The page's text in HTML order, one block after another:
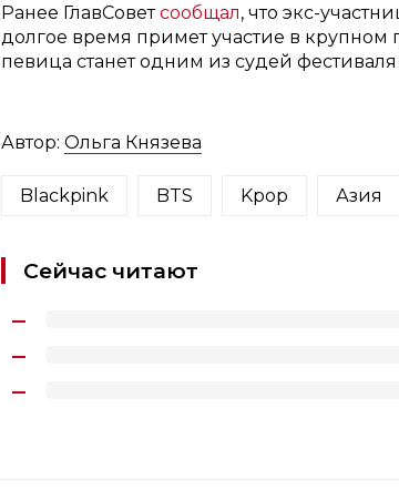
Ранее ГлавСоветсообщал, что экс-
долгое время примет участие в
певица станет одним из судей
Автор: Ольга Князева
Blackpink BTS Kpop Азия
Сейчас читают